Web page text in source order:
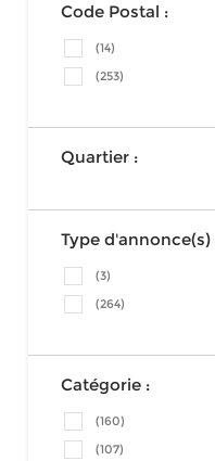
Code Postal :
(14)
(253)
Quartier :
Type d'annonce(s)
(3)
(264)
Catégorie :
(160)
(107)